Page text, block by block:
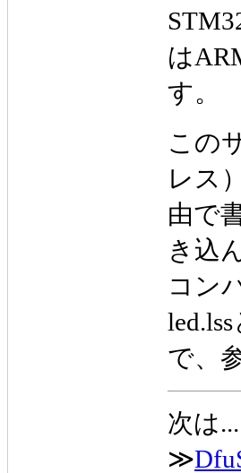
は
す。
この
レス
由で
き込
コン
で、
次は...
≫